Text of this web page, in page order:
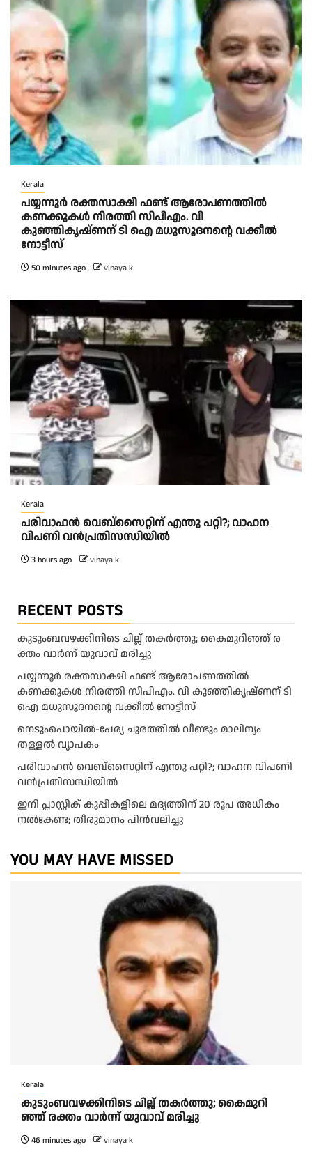
Kerala
പയ്യന്നൂർ രക്തസാക്ഷി ഫണ്ട് ആരോപണത്തിൽ
കണക്കുകൾ നിരത്തി സിപിഎം. വി
കുഞ്ഞികൃഷ്ണന് ടി ഐ മധുസൂദനൻ്റെ വക്കീൽ
നോട്ടീസ്
50 minutes ago vinaya k
Kerala
പരിവാഹൻ വെബ്സൈറ്റിന് എന്തു പറ്റി?; വാഹന
വിപണി വന്‍പ്രതിസന്ധിയിൽ
3 hours ago vinaya k
RECENT POSTS
കു​ടും​ബ​വ​ഴ​ക്കി​നി​ടെ ചി​ല്ല് ത​ക​ർ​ത്തു; കൈ​മു​റി​ഞ്ഞ് ര​
ക്തം വാ​ർ​ന്ന് യു​വാ​വ് മ​രി​ച്ചു
പയ്യന്നൂർ രക്തസാക്ഷി ഫണ്ട് ആരോപണത്തിൽ
കണക്കുകൾ നിരത്തി സിപിഎം. വി കുഞ്ഞികൃഷ്ണന് ടി
ഐ മധുസൂദനൻ്റെ വക്കീൽ നോട്ടീസ്
നെടുംപൊയിൽ-പേര്യ ചുരത്തിൽ വീണ്ടും മാലിന്യം
തള്ളൽ വ്യാപകം
പരിവാഹൻ വെബ്സൈറ്റിന് എന്തു പറ്റി?; വാഹന വിപണി
വന്‍പ്രതിസന്ധിയിൽ
ഇനി പ്ലാസ്റ്റിക് കുപ്പികളിലെ മദ്യത്തിന് 20 രൂപ അധികം
നല്‍കേണ്ട; തീരുമാനം പിന്‍വലിച്ചു
YOU MAY HAVE MISSED
Kerala
കു​ടും​ബ​വ​ഴ​ക്കി​നി​ടെ ചി​ല്ല് ത​ക​ർ​ത്തു; കൈ​മു​റി​
ഞ്ഞ് ര​ക്തം വാ​ർ​ന്ന് യു​വാ​വ് മ​രി​ച്ചു
46 minutes ago vinaya k